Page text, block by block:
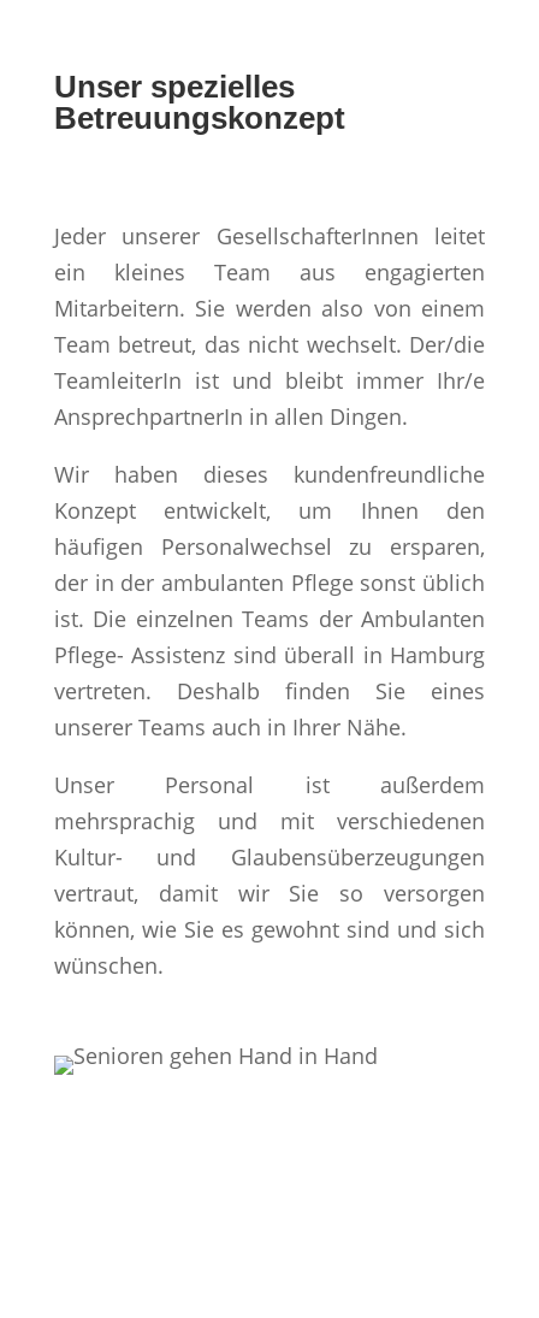
Unser spezielles
Betreuungskonzept
Jeder unserer GesellschafterInnen leitet
ein kleines Team aus engagierten
Mitarbeitern. Sie werden also von einem
Team betreut, das nicht wechselt. Der/die
TeamleiterIn ist und bleibt immer Ihr/e
AnsprechpartnerIn in allen Dingen.
Wir haben dieses kundenfreundliche
Konzept entwickelt, um Ihnen den
häufigen Personalwechsel zu ersparen,
der in der ambulanten Pflege sonst üblich
ist. Die einzelnen Teams der Ambulanten
Pflege- Assistenz sind überall in Hamburg
vertreten. Deshalb finden Sie eines
unserer Teams auch in Ihrer Nähe.
Unser Personal ist außerdem
mehrsprachig und mit verschiedenen
Kultur- und Glaubensüberzeugungen
vertraut, damit wir Sie so versorgen
können, wie Sie es gewohnt sind und sich
wünschen.